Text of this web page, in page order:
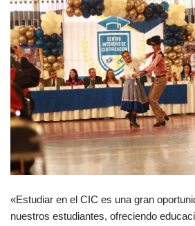
«Estudiar en el CIC es una gran
nuestros estudiantes, ofreciendo